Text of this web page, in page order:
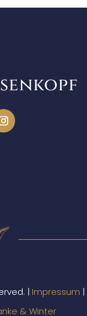
| Impressum |
& Winter